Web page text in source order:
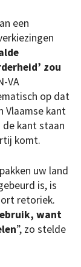
een
zou
VA
op dat
Vlaamse kant
kant staan
komt.
uw land
is, is
retoriek.
want
”, zo stelde